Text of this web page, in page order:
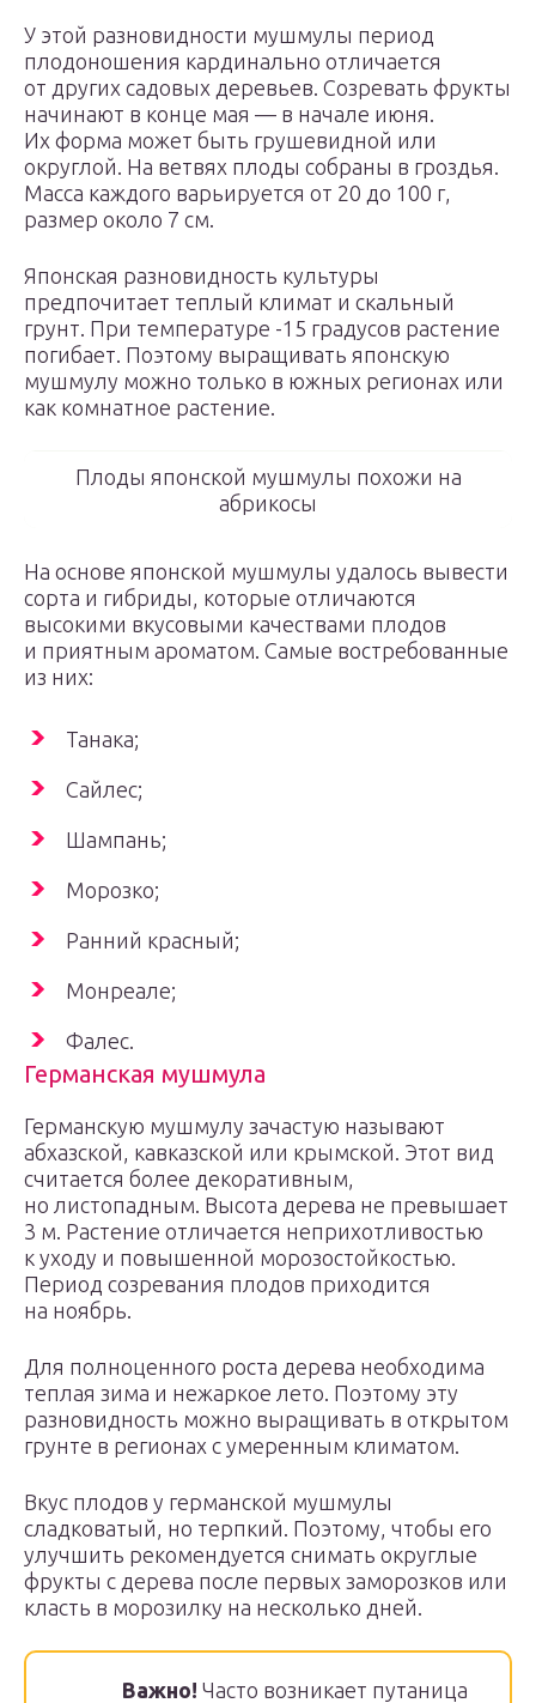
У этой разновидности мушмулы период
плодоношения кардинально отличается
от других садовых деревьев. Созревать фрукты
начинают в конце мая — в начале июня.
Их форма может быть грушевидной или
округлой. На ветвях плоды собраны в гроздья.
Масса каждого варьируется от 20 до 100 г,
размер около 7 см.
Японская разновидность культуры
предпочитает теплый климат и скальный
грунт. При температуре -15 градусов растение
погибает. Поэтому выращивать японскую
мушмулу можно только в южных регионах или
как комнатное растение.
Плоды японской мушмулы похожи на
абрикосы
На основе японской мушмулы удалось вывести
сорта и гибриды, которые отличаются
высокими вкусовыми качествами плодов
и приятным ароматом. Самые востребованные
из них:
Танака;
Сайлес;
Шампань;
Морозко;
Ранний красный;
Монреале;
Фалес.
Германская мушмула
Германскую мушмулу зачастую называют
абхазской, кавказской или крымской. Этот вид
считается более декоративным,
но листопадным. Высота дерева не превышает
3 м. Растение отличается неприхотливостью
к уходу и повышенной морозостойкостью.
Период созревания плодов приходится
на ноябрь.
Для полноценного роста дерева необходима
теплая зима и нежаркое лето. Поэтому эту
разновидность можно выращивать в открытом
грунте в регионах с умеренным климатом.
Вкус плодов у германской мушмулы
сладковатый, но терпкий. Поэтому, чтобы его
улучшить рекомендуется снимать округлые
фрукты с дерева после первых заморозков или
класть в морозилку на несколько дней.
Важно! Часто возникает путаница